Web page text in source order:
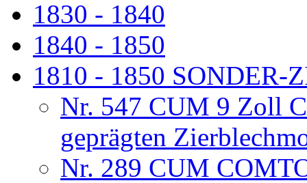
1830 - 1840
1840 - 1850
1810 - 1850 SONDER-
Nr. 547 CUM 9 Zoll
geprägten
Nr. 289 CUM